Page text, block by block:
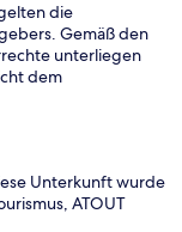
die
Gemäß den
unterliegen
dem
Unterkunft wurde
ATOUT